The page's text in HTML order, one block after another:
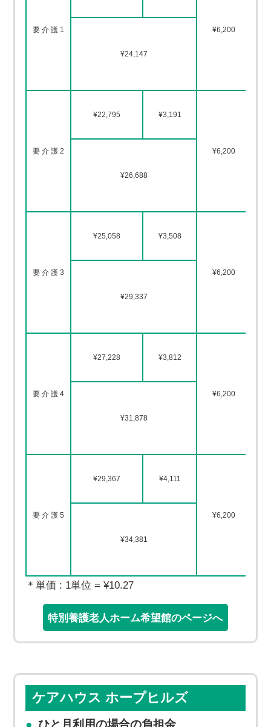
要 介 護 1 ¥6,200
¥24,147
要 介 護 2
¥22,795 ¥3,191
¥6,200
¥26,688
要 介 護 3
¥25,058 ¥3,508
¥6,200
¥29,337
要 介 護 4
¥27,228 ¥3,812
¥6,200
¥31,878
要 介 護 5
¥29,367 ¥4,111
¥6,200
¥34,381
＊単価 : 1単位 = ¥10.27
特別養護老人ホーム希望館のページへ
ケアハウス ホープヒルズ
ひと月利用の場合の負担金